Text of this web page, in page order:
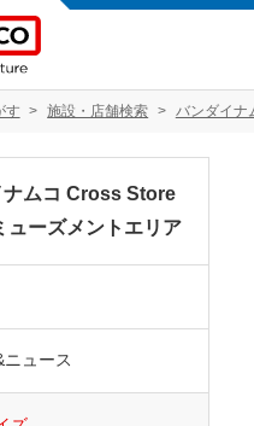
す 施設・店舗検索 バンダイナ
ナムコ Cross Store
ューズメントエリア
ュース